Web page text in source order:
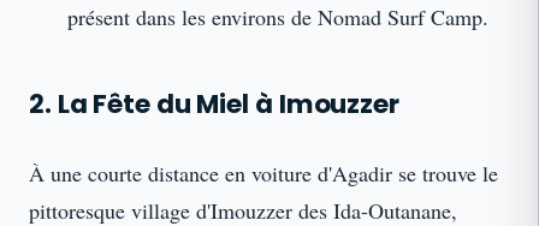
présent dans les environs de Nomad Surf Camp.
2. La Fête du Miel à Imouzzer
À une courte distance en voiture d'Agadir se trouve le
pittoresque village d'Imouzzer des Ida-Outanane,